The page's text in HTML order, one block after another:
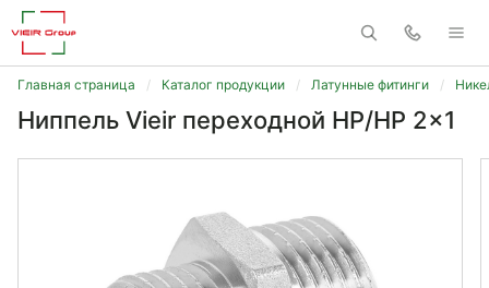
Главная страница Каталог продукции Латунные фитинги
Ниппель Vieir переходной НР/НР 2x1